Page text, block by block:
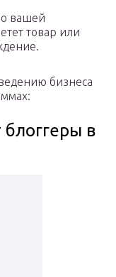
вашей
товар или
бизнеса
в